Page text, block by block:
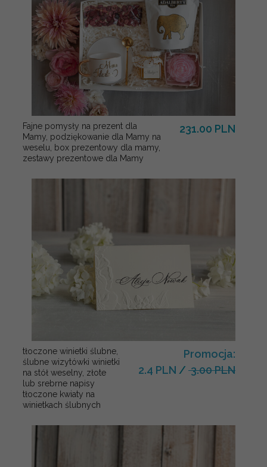
Fajne pomysły na prezent dla
Mamy, podziękowanie dla Mamy na
weselu, box prezentowy dla mamy,
zestawy prezentowe dla Mamy
231.00 PLN
tłoczone winietki ślubne,
ślubne wizytówki winietki
na stół weselny, złote
lub srebrne napisy
tłoczone kwiaty na
winietkach ślubnych
Promocja:
2.4 PLN / 3.00 PLN